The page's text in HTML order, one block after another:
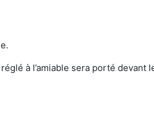
à l’amiable sera porté devant